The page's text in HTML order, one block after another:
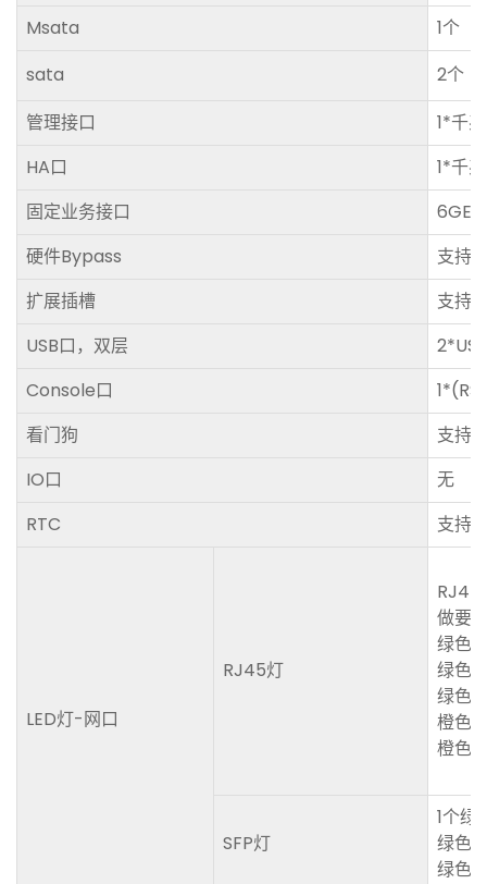
Msata
1个
sata
2个
管理接口
1*千
HA口
1*千
固定业务接口
硬件Bypass
支持5
扩展插槽
支持
USB口，双层
Console口
看门狗
支持
IO口
无
RTC
支持
LED灯-网口
RJ45灯
RJ45
做要
绿色
绿色
绿色
橙色
橙色
SFP灯
1个绿
绿色
绿色